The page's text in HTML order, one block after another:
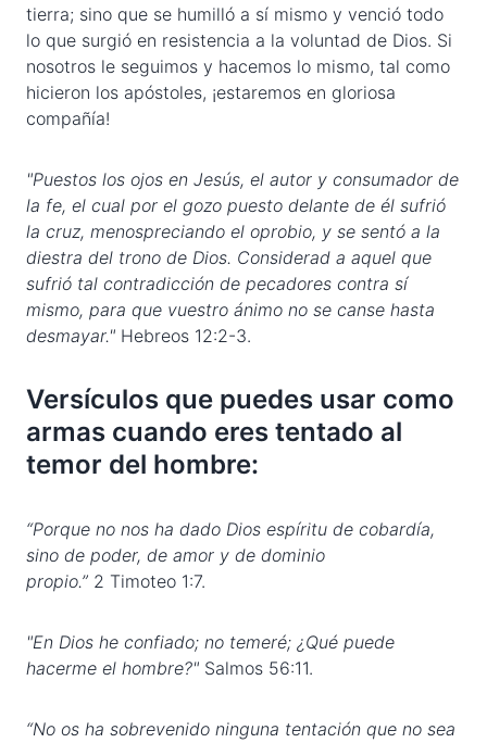
tierra; sino que se humilló a sí mismo y venció todo
lo que surgió en resistencia a la voluntad de Dios. Si
nosotros le seguimos y hacemos lo mismo, tal como
hicieron los apóstoles, ¡estaremos en gloriosa
compañía!
"Puestos los ojos en Jesús, el autor y consumador de
la fe, el cual por el gozo puesto delante de él sufrió
la cruz, menospreciando el oprobio, y se sentó a la
diestra del trono de Dios. Considerad a aquel que
sufrió tal contradicción de pecadores contra sí
mismo, para que vuestro ánimo no se canse hasta
desmayar." Hebreos 12:2-3.
Versículos que puedes usar como
armas cuando eres tentado al
temor del hombre:
“Porque no nos ha dado Dios espíritu de cobardía,
sino de poder, de amor y de dominio
propio.” 2 Timoteo 1:7.
"En Dios he confiado; no temeré; ¿Qué puede
hacerme el hombre?" Salmos 56:11.
“No os ha sobrevenido ninguna tentación que no sea